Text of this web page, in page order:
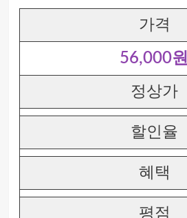
가격
56,000원
정상가
할인율
혜택
평점